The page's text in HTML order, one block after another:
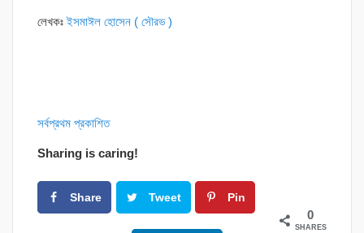
লেখকঃইসমাঈল হোসেন ( সৌরভ )
সর্বপ্রথম প্রকাশিত
Sharing is caring!
Share Tweet Pin
0
SHARES